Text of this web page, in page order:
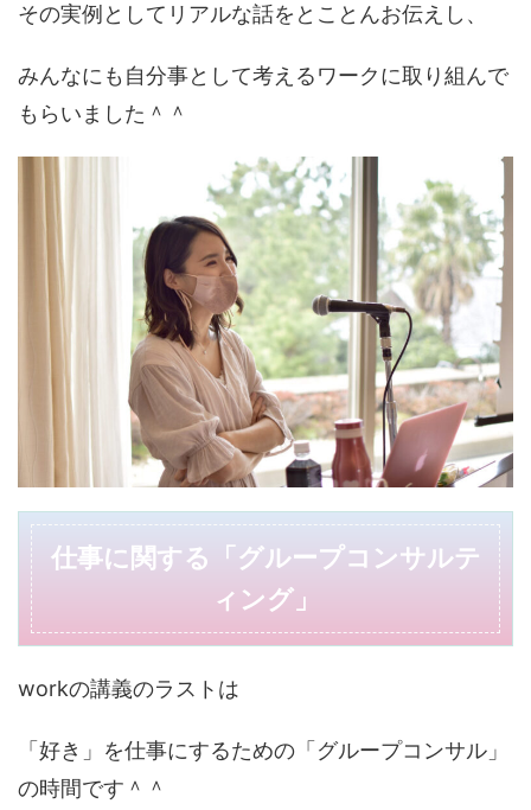
その実例としてリアルな話をとことんお伝えし、
みんなにも自分事として考えるワークに取り組んで
もらいました＾＾
仕事に関する「グループコンサルテ
ィング」
workの講義のラストは
「好き」を仕事にするための「グループコンサル」
の時間です＾＾